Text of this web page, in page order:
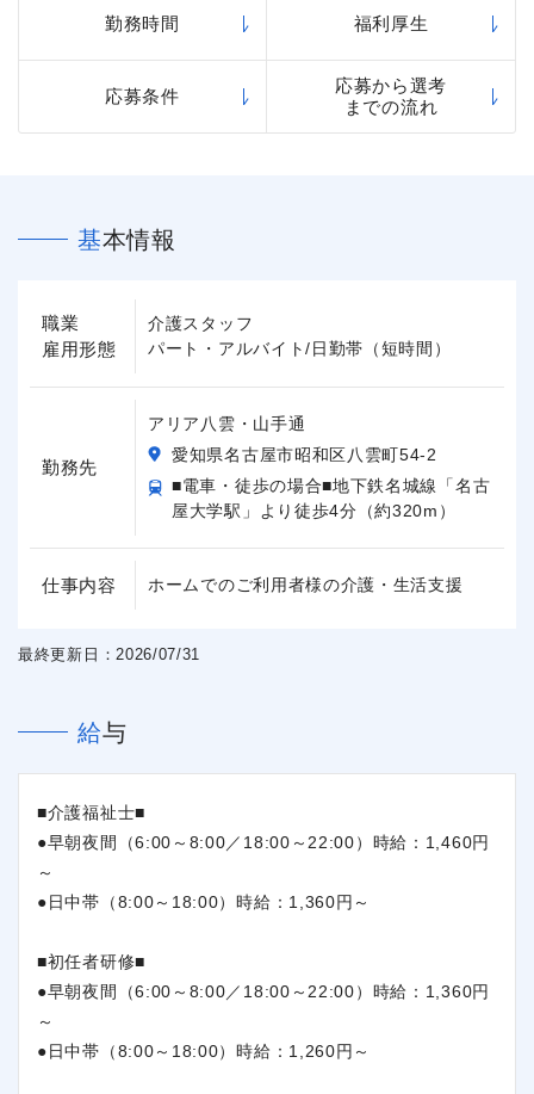
勤務時間 福利厚生
応募条件
応募から選考
までの流れ
基本情報
職業
雇用形態
介護スタッフ
パート・アルバイト/日勤帯（短時間）
勤務先
アリア八雲・山手通
愛知県名古屋市昭和区八雲町54-2
■電車・徒歩の場合■地下鉄名城線「名古
屋大学駅」より徒歩4分（約320m）
仕事内容 ホームでのご利用者様の介護・生活支援
最終更新日：2026/07/31
給与
■介護福祉士■
●早朝夜間（6:00～8:00／18:00～22:00）時給：1,460円
～
●日中帯（8:00～18:00）時給：1,360円～
■初任者研修■
●早朝夜間（6:00～8:00／18:00～22:00）時給：1,360円
～
●日中帯（8:00～18:00）時給：1,260円～